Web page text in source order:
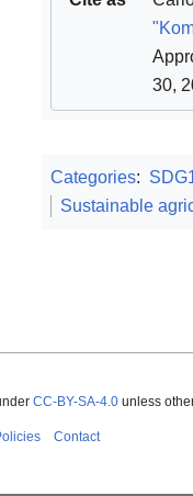
30,
Categories:
Sustainable
CC-BY-SA-4.0 unless
Contact